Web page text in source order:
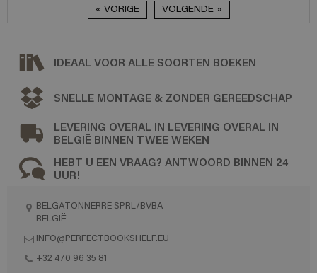
« VORIGE VOLGENDE »
IDEAAL VOOR ALLE SOORTEN BOEKEN
SNELLE MONTAGE & ZONDER GEREEDSCHAP
LEVERING OVERAL IN LEVERING OVERAL IN
BELGIË BINNEN TWEE WEKEN
HEBT U EEN VRAAG? ANTWOORD BINNEN 24
UUR!
BELGATONNERRE SPRL/BVBA
BELGIË
INFO@PERFECTBOOKSHELF.EU
+32 470 96 35 81